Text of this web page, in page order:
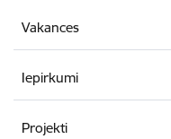
Vakances
Iepirkumi
Projekti